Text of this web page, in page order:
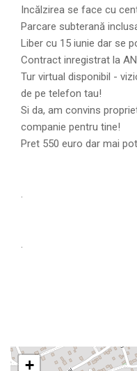
Incălzirea se face cu
Parcare subterană
Liber cu 15 iunie dar se
Contract inregistrat la
Tur virtual disponibil -
de pe telefon tau!
Si da, am convins
companie pentru tine!
Pret 550 euro dar mai
+